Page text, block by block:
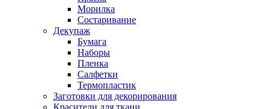
Морилка
Состаривание
Декупаж
Бумага
Наборы
Пленка
Салфетки
Термопластик
Заготовки для декорирования
Красители для ткани